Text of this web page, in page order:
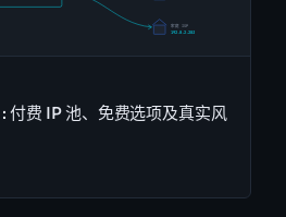
付费 IP 池、免费选项及真实风